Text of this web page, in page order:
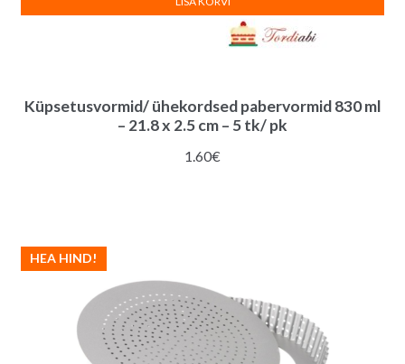
Küpsetusvormid/ ühekordsed pabervormid 830 ml
– 21.8 x 2.5 cm – 5 tk/ pk
1.60€
HEA HIND!